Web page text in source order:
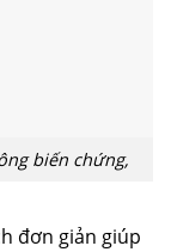
biến chứng,
đơn giản giúp